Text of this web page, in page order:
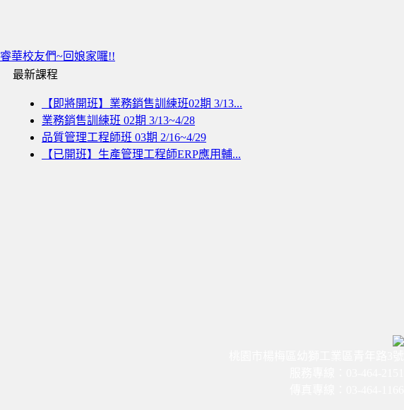
睿華校友們~回娘家囉!!
最新課程
【即將開班】業務銷售訓練班02期 3/13...
業務銷售訓練班 02期 3/13~4/28
品質管理工程師班 03期 2/16~4/29
【已開班】生產管理工程師ERP應用輔...